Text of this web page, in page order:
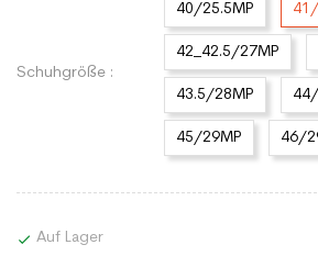
Schuhgröße :
40/25.5MP
42_42.5/27MP
43.5/28MP
45/29MP 46/
 Auf Lager